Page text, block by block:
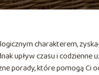
charakterem,
upływ czasu i
porady, które pomogą Ci